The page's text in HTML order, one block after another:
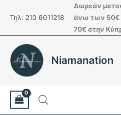
στοΤηλ: 210 6011218
Δωρεάν
άνω των 50€
70€ στην
Niamanation